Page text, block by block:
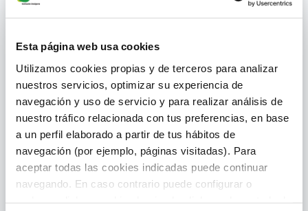
Esta página web usa cookies
Utilizamos cookies propias y de terceros para analizar
nuestros servicios, optimizar su experiencia de
navegación y uso de servicio y para realizar análisis de
nuestro tráfico relacionada con tus preferencias, en base
a un perfil elaborado a partir de tus hábitos de
navegación (por ejemplo, páginas visitadas). Para
aceptar todas las cookies indicadas puede continuar
navegando. En caso contrario puede configurar o
Manual de Instalación
Declaración de Conformidad CE